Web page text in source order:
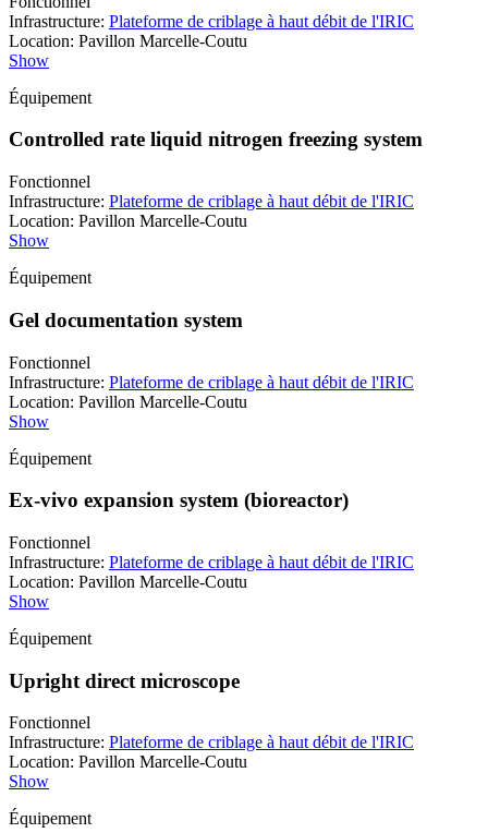
Infrastructure: Plateforme de criblage à haut débit de l'IRIC
Location: Pavillon Marcelle-Coutu
Show
Équipement
Controlled rate liquid nitrogen freezing system
Fonctionnel
Infrastructure: Plateforme de criblage à haut débit de l'IRIC
Location: Pavillon Marcelle-Coutu
Show
Équipement
Gel documentation system
Fonctionnel
Infrastructure: Plateforme de criblage à haut débit de l'IRIC
Location: Pavillon Marcelle-Coutu
Show
Équipement
Ex-vivo expansion system (bioreactor)
Fonctionnel
Infrastructure: Plateforme de criblage à haut débit de l'IRIC
Location: Pavillon Marcelle-Coutu
Show
Équipement
Upright direct microscope
Fonctionnel
Infrastructure: Plateforme de criblage à haut débit de l'IRIC
Location: Pavillon Marcelle-Coutu
Show
Équipement